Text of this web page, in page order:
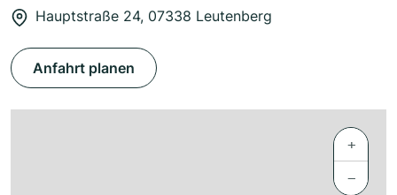
Hauptstraße 24, 07338 Leutenberg
Anfahrt planen
+
−